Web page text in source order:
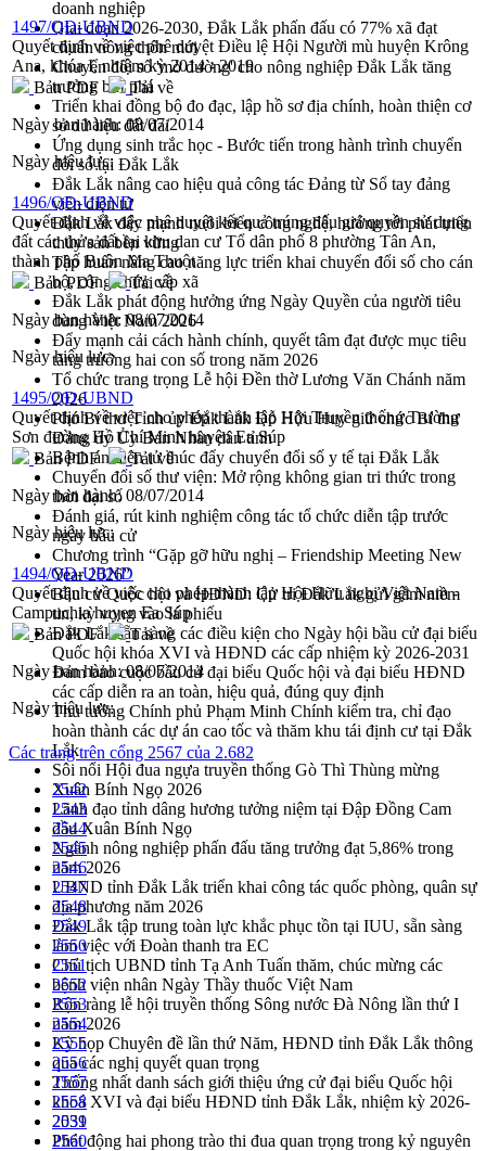
doanh nghiệp
Giai đoạn 2026-2030, Đắk Lắk phấn đấu có 77% xã đạt
chuẩn nông thôn mới
Chuyển đổi số 'mở đường' cho nông nghiệp Đắk Lắk tăng
trưởng bứt phá
Triển khai đồng bộ đo đạc, lập hồ sơ địa chính, hoàn thiện cơ
sở dữ liệu đất đai
Ứng dụng sinh trắc học - Bước tiến trong hành trình chuyển
đổi số tại Đắk Lắk
Đắk Lắk nâng cao hiệu quả công tác Đảng từ Sổ tay đảng
viên điện tử
Đắk Lắk đẩy mạnh nuôi biển công nghệ, hướng tới phát triển
thủy sản bền vững
Tập huấn nâng cao năng lực triển khai chuyển đổi số cho cán
bộ, công chức cấp xã
Đắk Lắk phát động hưởng ứng Ngày Quyền của người tiêu
dùng Việt Nam 2026
Đẩy mạnh cải cách hành chính, quyết tâm đạt được mục tiêu
tăng trưởng hai con số trong năm 2026
Tổ chức trang trọng Lễ hội Đền thờ Lương Văn Chánh năm
2026
Phó Bí thư Tỉnh ủy Đắk Lắk Đỗ Hữu Huy giữ chức Bí thư
Đảng ủy Ủy Ban Nhân dân tỉnh
Bệnh án điện tử thúc đẩy chuyển đổi số y tế tại Đắk Lắk
Chuyển đổi số thư viện: Mở rộng không gian tri thức trong
thời đại số
Đánh giá, rút kinh nghiệm công tác tổ chức diễn tập trước
ngày bầu cử
Chương trình “Gặp gỡ hữu nghị – Friendship Meeting New
Year 2026”
Bầu cử Quốc hội và HĐND: Cử tri Đắk Lắk gửi gắm niềm
tin, kỳ vọng vào lá phiếu
Đắk Lắk sẵn sàng các điều kiện cho Ngày hội bầu cử đại biểu
Quốc hội khóa XVI và HĐND các cấp nhiệm kỳ 2026-2031
Đảm bảo cuộc bầu cử đại biểu Quốc hội và đại biểu HĐND
các cấp diễn ra an toàn, hiệu quả, đúng quy định
Thủ tướng Chính phủ Phạm Minh Chính kiểm tra, chỉ đạo
hoàn thành các dự án cao tốc và thăm khu tái định cư tại Đắk
Lắk
Sôi nổi Hội đua ngựa truyền thống Gò Thì Thùng mừng
Xuân Bính Ngọ 2026
Lãnh đạo tỉnh dâng hương tưởng niệm tại Đập Đồng Cam
đầu Xuân Bính Ngọ
Ngành nông nghiệp phấn đấu tăng trưởng đạt 5,86% trong
năm 2026
UBND tỉnh Đắk Lắk triển khai công tác quốc phòng, quân sự
địa phương năm 2026
Đắk Lắk tập trung toàn lực khắc phục tồn tại IUU, sẵn sàng
làm việc với Đoàn thanh tra EC
Chủ tịch UBND tỉnh Tạ Anh Tuấn thăm, chúc mừng các
bệnh viện nhân Ngày Thầy thuốc Việt Nam
Rộn ràng lễ hội truyền thống Sông nước Đà Nông lần thứ I
năm 2026
Kỳ họp Chuyên đề lần thứ Năm, HĐND tỉnh Đắk Lắk thông
qua các nghị quyết quan trọng
Thống nhất danh sách giới thiệu ứng cử đại biểu Quốc hội
khoá XVI và đại biểu HĐND tỉnh Đắk Lắk, nhiệm kỳ 2026-
2031
Phát động hai phong trào thi đua quan trọng trong kỷ nguyên
1497/QĐ-UBND
Quyết định về việc phê duyệt Điều lệ Hội Người mù huyện Krông
Ana, khóa I, nhiệm kỳ 2014 - 2019
Bản PDF
Tải về
Ngày ban hành:08/07/2014
Ngày hiệu lực:
1496/QĐ-UBND
Quyết định về việc phê duyệt kết quả trúng đấu giá quyền sử dụng
đất các thửa đất tại khu dan cư Tổ dân phố 8 phường Tân An,
thành phố Buôn Ma Thuột
Bản PDF
Tải về
Ngày ban hành:08/07/2014
Ngày hiệu lực:
1495/QĐ-UBND
Quyết định về việc cho phép thành lập Hội Truyền thống Trường
Sơn đường Hồ Chí Minh huyện Ea Súp
Bản PDF
Tải về
Ngày ban hành:08/07/2014
Ngày hiệu lực:
1494/QĐ-UBND
Quyết định về việc cho phép thành lập Hội Hữu nghị Việt Nam -
Campuchia huỵen Ea Súp
Bản PDF
Tải về
Ngày ban hành:08/07/2014
Ngày hiệu lực:
Các trang trên cổng 2567 của 2.682
2542
2543
2544
2545
2546
2547
2548
2549
2550
2551
2552
2553
2554
2555
2556
2557
2558
2559
2560